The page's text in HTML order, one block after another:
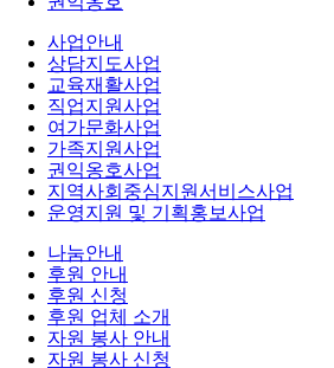
사업안내
상담지도사업
교육재활사업
직업지원사업
여가문화사업
가족지원사업
권익옹호사업
지역사회중심지원서비스사업
운영지원 및 기획홍보사업
나눔안내
후원 안내
후원 신청
후원 업체 소개
자원 봉사 안내
자원 봉사 신청